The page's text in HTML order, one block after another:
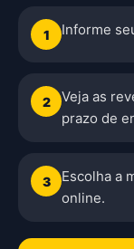
1 Informe
2
Veja as
prazo de
3
Escolha a
online.